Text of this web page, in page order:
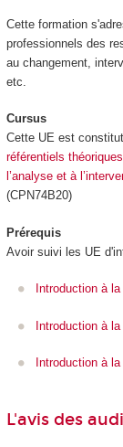
Cette formation
professionnels des
au changement,
etc.
Cursus
Cette UE est
référentiels
l’analyse et à
(CPN74B20)
Prérequis
Avoir suivi les UE
Introduction à
Introduction à
Introduction à
L'avis des